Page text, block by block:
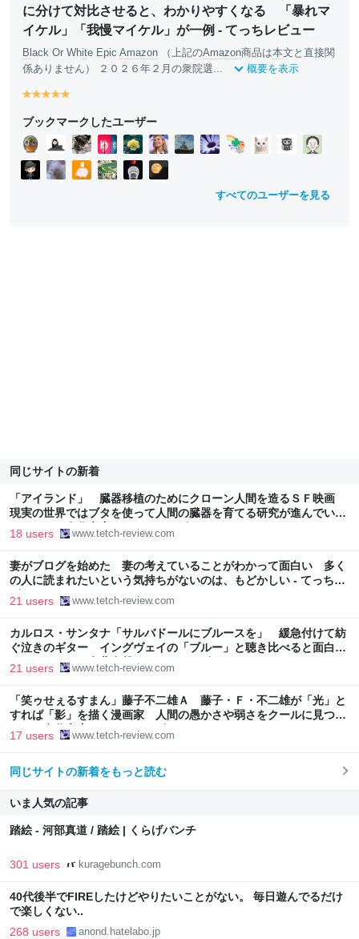
に分けて対比させると、わかりやすくなる 「暴れマ
イケル」「我慢マイケル」が一例 - てっちレビュー
Bl ack Or White Epic Amazon （上記のAmazon商品は本文と直接関
係ありません） ２０２６年２月の衆院選...
概要を表示
y
ll
o
w
y
ll
o
w
y
ll
w
y
ll
o
w
ll
w
ブックマークしたユーザー
すべてのユーザーを見る
同じサイトの新着
「アイランド」 臓器移植のためにクローン人間を造るＳＦ映画
現実の世界ではブタを使って人間の臓器を育てる研究が進んでいる
ようだ （名作考察） - てっちレビュー
18 users www.tetch-review.com
妻がブログを始めた 妻の考えていることがわかって面白い 多く
の人に読まれたいという気持ちがないのは、もどかしい - てっちレ
ビュー
21 users www.tetch-review.com
カルロス・サンタナ「サルバドールにブルースを」 緩急付けて紡
ぐ泣きのギター イングヴェイの「ブルー」と聴き比べると面白
い （おすすめ名曲名盤） - てっちレビュー
21 users www.tetch-review.com
「笑ゥせぇるすまん」藤子不二雄Ａ 藤子・Ｆ・不二雄が「光」と
すれば「影」を描く漫画家 人間の愚かさや弱さをクールに見つめ
る （名作考察） - てっちレビュー
17 users www.tetch-review.com
同じサイトの新着をもっと読む
いま人気の記事
踏絵 - 河部真道 / 踏絵 | くらげバンチ
301 users kuragebunch.com
40代後半でFIREしたけどやりたいことがない。 毎日遊んでるだけ
で楽しくない..
268 users anond.hatelabo.jp